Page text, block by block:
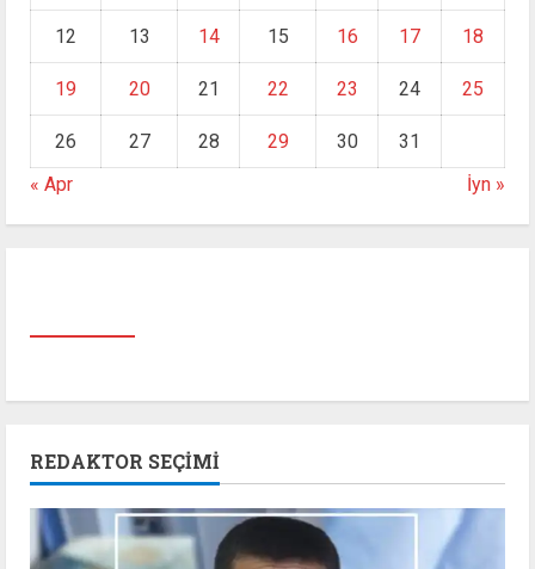
12 13 14 15 16 17 18
19 20 21 22 23 24 25
26 27 28 29 30
31
« Apr
İyn »
REDAKTOR SEÇIMI